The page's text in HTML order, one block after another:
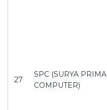
27
SPC (SURYA PRIMA
COMPUTER)